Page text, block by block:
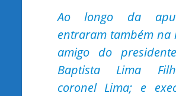
Ao longo da
entraram também na
amigo do
Baptista Lima
coronel Lima; e